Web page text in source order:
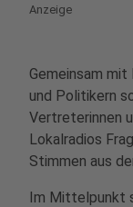
Anzeige
Gemeinsam mit
und Politikern
Vertreterinnen
Lokalradios
Stimmen aus
Im Mittelpunkt